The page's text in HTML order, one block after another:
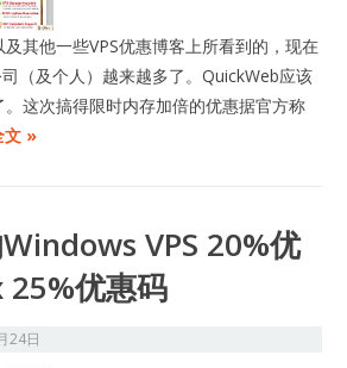
其他一些VPS优惠博客上所看到的，现在
（及个人）越来越多了。QuickWeb应该
这次搞得限时内存加倍的优惠据官方称
文 »
VPS 20%优
优惠码
24日